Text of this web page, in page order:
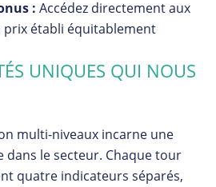
: Accédez directement aux
établi équitablement
UNIQUES QUI NOUS
multi-niveaux incarne une
dans le secteur. Chaque tour
quatre indicateurs séparés,